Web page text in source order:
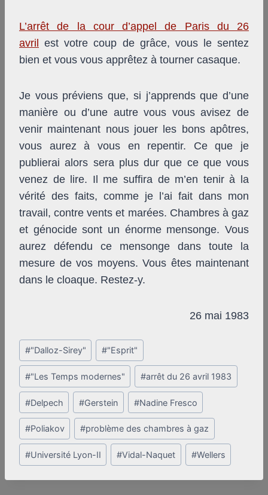
L’arrêt de la cour d’appel de Paris du 26
avril
est votre coup de grâce, vous le sentez
bien et vous vous apprêtez à tourner casaque.
Je vous préviens que, si j’apprends que d’une
manière ou d’une autre vous vous avisez de
venir maintenant nous jouer les bons apôtres,
vous aurez à vous en repentir. Ce que je
publierai alors sera plus dur que ce que vous
venez de lire. Il me suffira de m’en tenir à la
vérité des faits, comme je l’ai fait dans mon
travail, contre vents et marées. Chambres à gaz
et génocide sont un énorme mensonge. Vous
aurez défendu ce mensonge dans toute la
mesure de vos moyens. Vous êtes maintenant
dans le cloaque. Restez-y.
26 mai 1983
Post
Tags:
#"Dalloz-Sirey" #"Esprit"
#"Les Temps modernes" #arrêt du 26 avril 1983
#Delpech #Gerstein #Nadine Fresco
#Poliakov #problème des chambres à gaz
#Université Lyon-II #Vidal-Naquet #Wellers